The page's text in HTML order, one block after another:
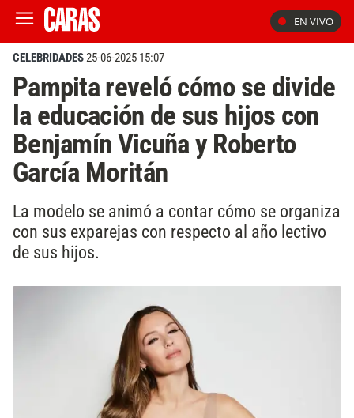
EN VIVO
CELEBRIDADES25-06-2025 15:07
Pampita reveló cómo se divide
la educación de sus hijos con
Benjamín Vicuña y Roberto
García Moritán
La modelo se animó a contar cómo se organiza
con sus exparejas con respecto al año lectivo
de sus hijos.